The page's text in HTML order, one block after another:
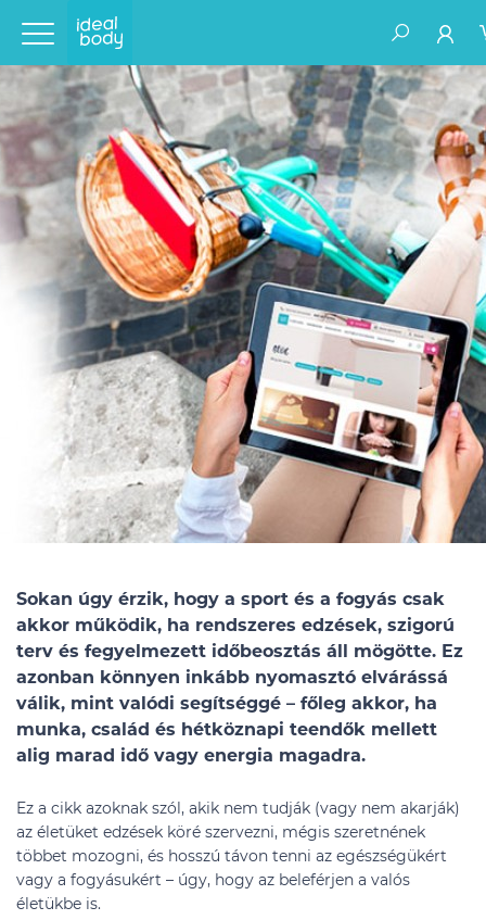
Sokan úgy érzik, hogy a sport és a fogyás csak
akkor működik, ha rendszeres edzések, szigorú
terv és fegyelmezett időbeosztás áll mögötte. Ez
azonban könnyen inkább nyomasztó elvárássá
válik, mint valódi segítséggé – főleg akkor, ha
munka, család és hétköznapi teendők mellett
alig marad idő vagy energia magadra.
Ez a cikk azoknak szól, akik nem tudják (vagy nem akarják)
az életüket edzések köré szervezni, mégis szeretnének
többet mozogni, és hosszú távon tenni az egészségükért
vagy a fogyásukért – úgy, hogy az beleférjen a valós
életükbe is.